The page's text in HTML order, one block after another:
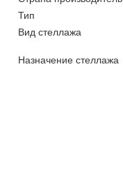
Тип
Вид стеллажа
Назначение стеллажа